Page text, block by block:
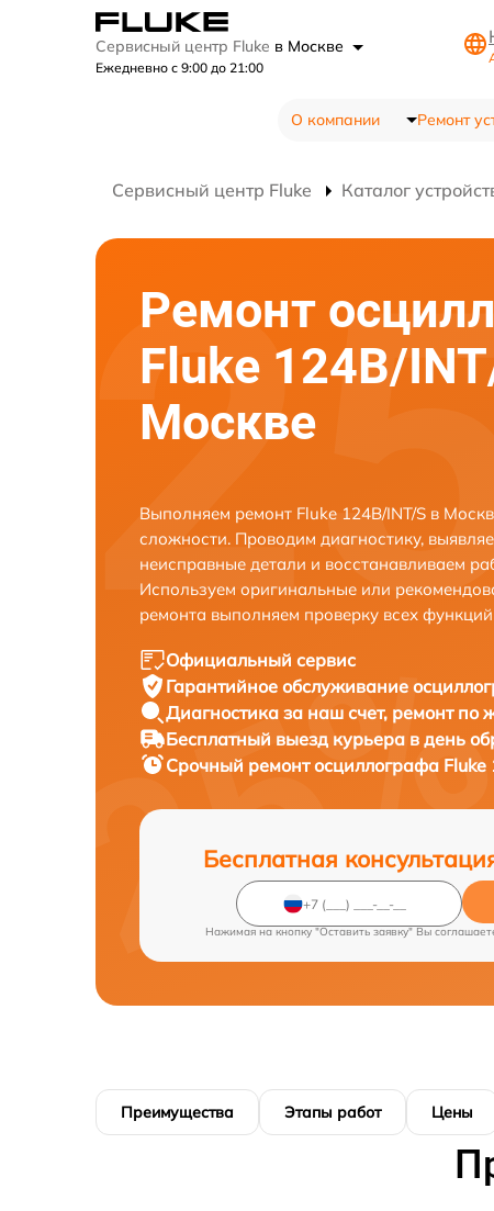
Сервисный центр Fluke в Москве
Ежедневно с 9:00 до 21:00
О компании Ремонт
Сервисный центр Fluke Каталог
Ремонт
Fluke 124B/
Москве
Выполняем ремонт Fluke 124B/INT/S в
сложности. Проводим диагностику,
неисправные детали и восстанавливаем
Используем оригинальные или
ремонта выполняем проверку всех
Официальный сервис
Гарантийное обслуживание
Диагностика за наш счет, ремонт по
Бесплатный выезд курьера в день
Срочный ремонтосциллографа Fluke
Бесплатная
Нажимая на кнопку "Оставить заявку" Вы
Преимущества Этапы работ Цены